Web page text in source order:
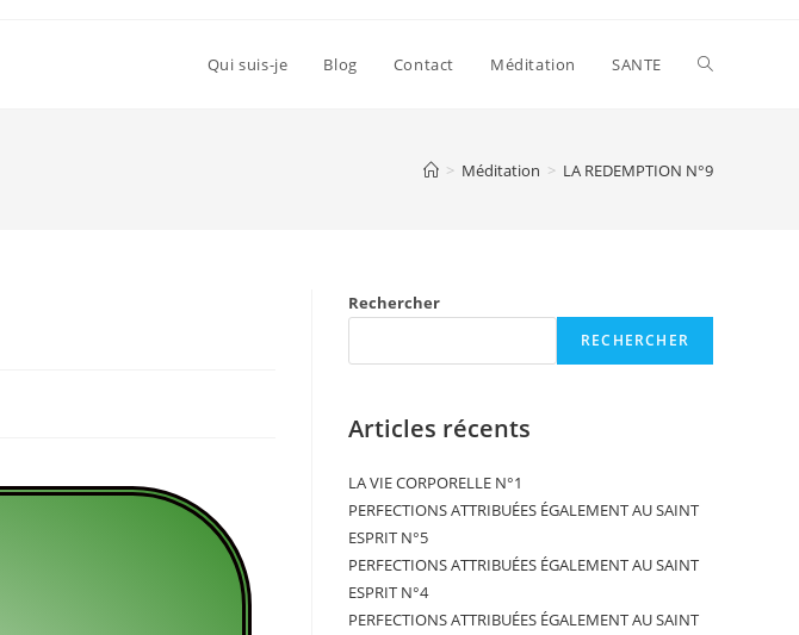
Qui suis-je Blog Contact Méditation SANTE
> Méditation > LA REDEMPTION N°9
Rechercher
RECHERCHER
Articles récents
LA VIE CORPORELLE N°1
PERFECTIONS ATTRIBUÉES ÉGALEMENT AU SAINT
ESPRIT N°5
PERFECTIONS ATTRIBUÉES ÉGALEMENT AU SAINT
ESPRIT N°4
PERFECTIONS ATTRIBUÉES ÉGALEMENT AU SAINT